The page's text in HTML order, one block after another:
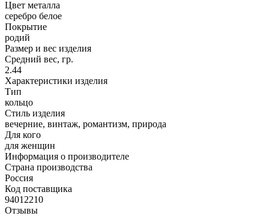
Цвет металла
серебро белое
Покрытие
родий
Размер и вес изделия
Средний вес, гр.
2.44
Характеристики изделия
Тип
кольцо
Стиль изделия
вечерние, винтаж, романтизм, природа
Для кого
для женщин
Информация о производителе
Страна производства
Россия
Код поставщика
94012210
Отзывы